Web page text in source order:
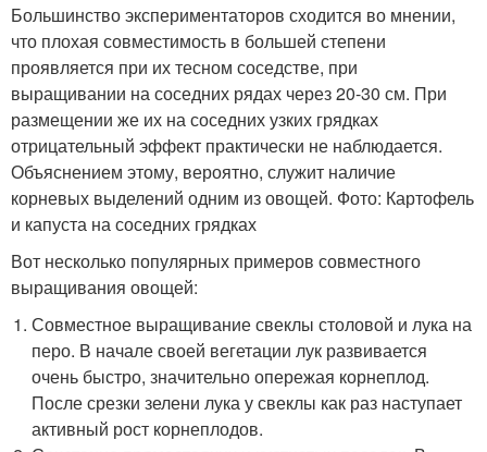
Большинство экспериментаторов сходится во мнении,
что плохая совместимость в большей степени
проявляется при их тесном соседстве, при
выращивании на соседних рядах через 20-30 см. При
размещении же их на соседних узких грядках
отрицательный эффект практически не наблюдается.
Объяснением этому, вероятно, служит наличие
корневых выделений одним из овощей. Фото: Картофель
и капуста на соседних грядках
Вот несколько популярных примеров совместного
выращивания овощей:
Совместное выращивание свеклы столовой и лука на
перо. В начале своей вегетации лук развивается
очень быстро, значительно опережая корнеплод.
После срезки зелени лука у свеклы как раз наступает
активный рост корнеплодов.